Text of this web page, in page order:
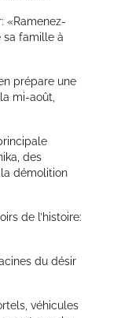
«Ramenez-
sa famille à
prépare une
mi-août,
des
démolition
de l’histoire:
du désir
véhicules